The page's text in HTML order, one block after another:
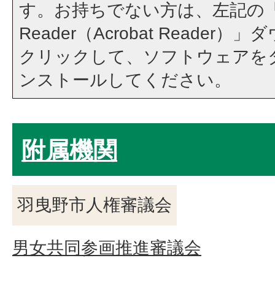
す。お持ちでない方は、左記の
Reader（Acrobat Reader）」
クリックして、ソフトウェア
ンストールしてください。
附属機関
羽曳野市人権審議会
男女共同参画推進審議会